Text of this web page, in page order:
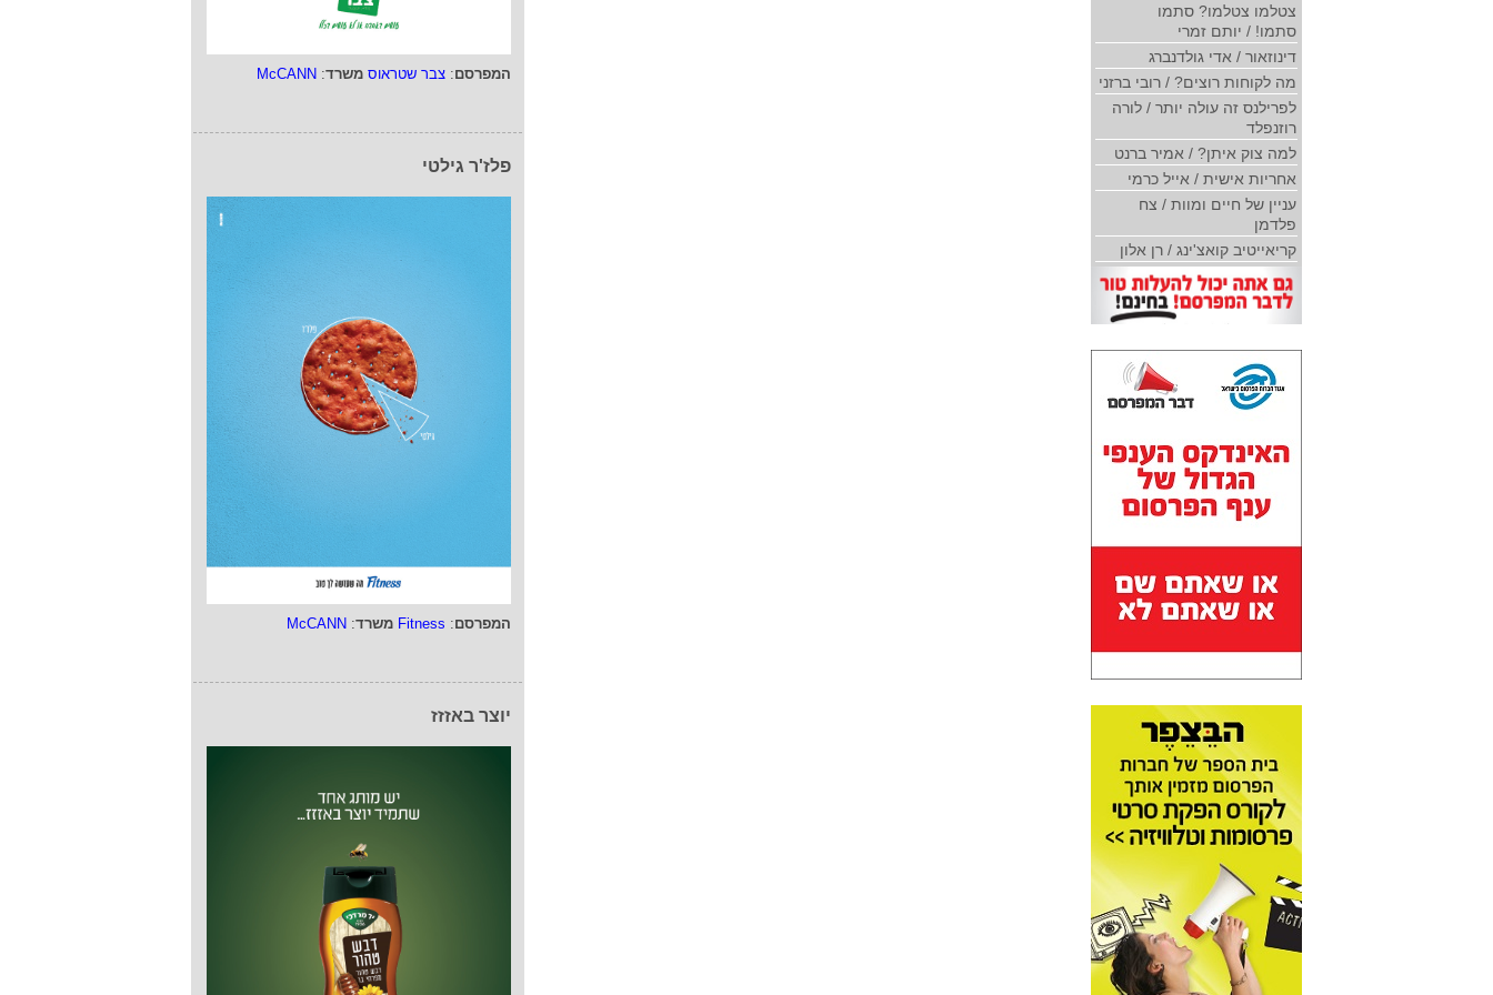
המפרסם: צבר שטראוס משרד:
McCANN
פלז'ר גילטי
המפרסם:
Fitness משרד:
McCANN
יוצר באזזז
צטלמו צטלמו? סתמו
סתמו! / יותם זמרי
דינוזאור / אדי גולדנברג
מה לקוחות רוצים? / רובי ברזני
לפרילנס זה עולה יותר / לורה
רוזנפלד
למה צוק איתן? / אמיר ברנט
אחריות אישית / אייל כרמי
עניין של חיים ומוות / צח
פלדמן
קריאייטיב קואצ'ינג / רן אלון